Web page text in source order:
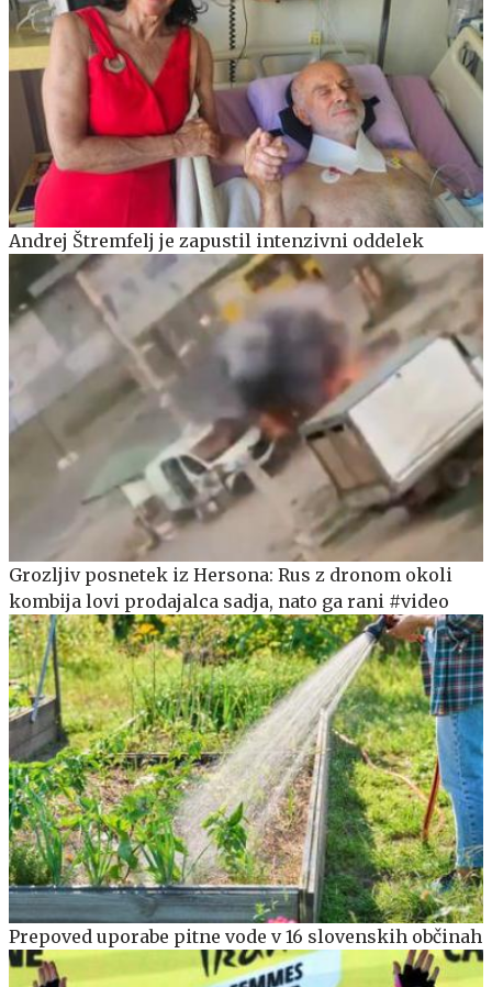
Andrej Štremfelj je zapustil intenzivni oddelek
Grozljiv posnetek iz Hersona: Rus z dronom okoli
kombija lovi prodajalca sadja, nato ga rani #video
Prepoved uporabe pitne vode v 16 slovenskih občinah